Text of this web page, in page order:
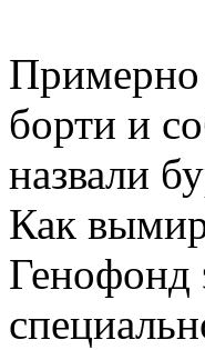
Примерно
борти и
назвали
Как
Генофонд